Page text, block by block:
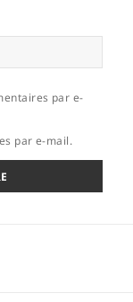
par e-
par e-mail.